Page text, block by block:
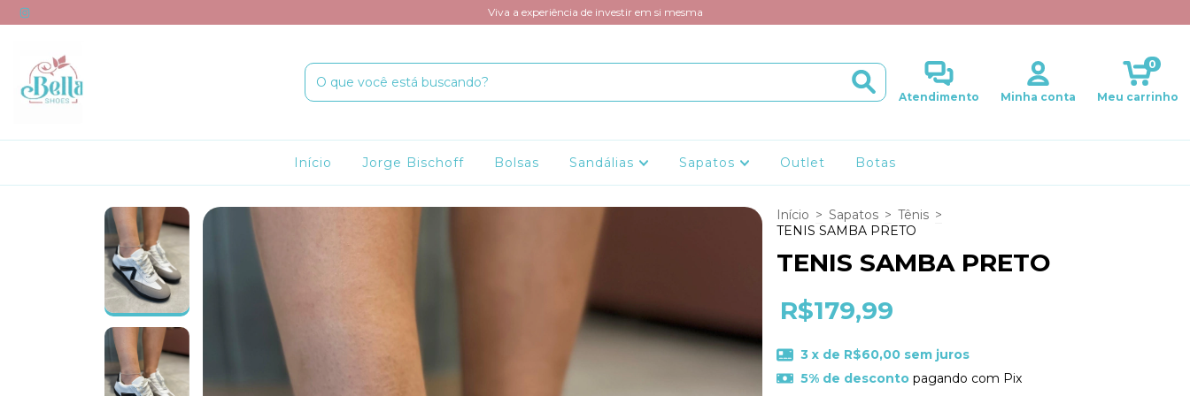
Viva a experiência de investir em si mesma
Atendimento Minha conta Meu carrinho
0
Início Jorge Bischoff Bolsas Sandálias Sapatos Outlet Botas
Início > Sapatos > Tênis >
TENIS SAMBA PRETO
TENIS SAMBA PRETO
R$179,99
3 x de R$60,00 sem juros
5% de descontopagando com Pix